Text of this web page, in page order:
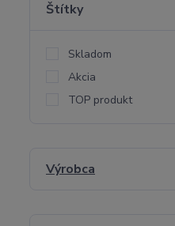
Štítky
Skladom
Akcia
TOP produkt
Výrobca